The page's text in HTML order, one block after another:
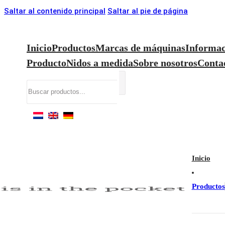
Saltar al contenido principal Saltar al pie de página
InicioProductosMarcas de máquinas
ProductoNidos a medidaSobre nosotros
Inicio
Productos